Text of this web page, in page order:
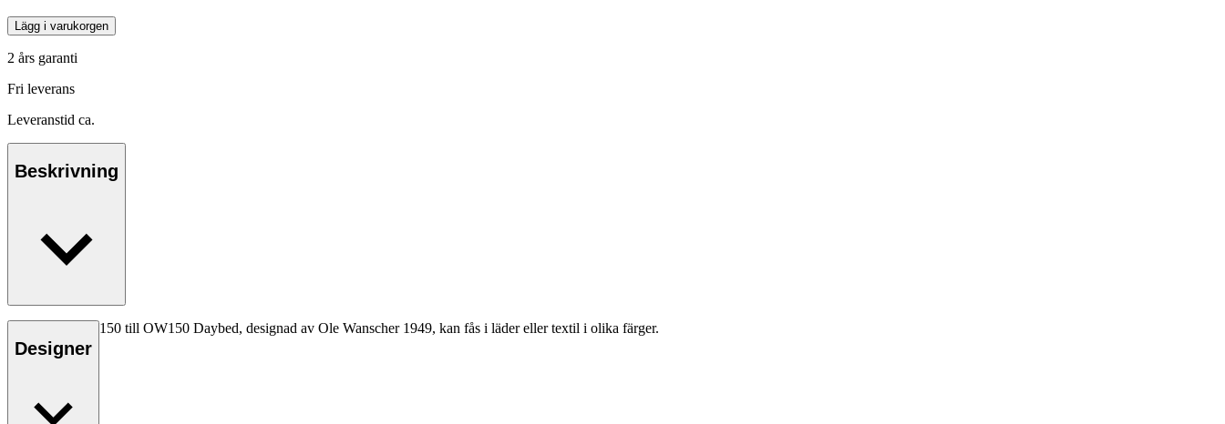
Lägg i varukorgen
2 års garanti
Fri leverans
Leveranstid ca.
Beskrivning
Dynan CU OW150 till OW150 Daybed, designad av Ole Wanscher 1949, kan fås i läder eller textil i olika färger.
Designer